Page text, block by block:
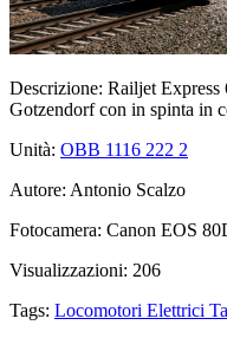
Descrizione: Railjet Express
Gotzendorf con in spinta in
Unità: OBB 1116 222 2
Autore: Antonio Scalzo
Fotocamera: Canon EOS
Visualizzazioni: 206
Tags: Locomotori Elettrici